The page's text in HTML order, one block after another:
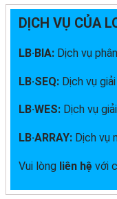
DỊCH VỤ CỦA
LB·BIA: Dịch vụ
LB·SEQ: Dịch vụ
LB·WES: Dịch vụ
LB·ARRAY: Dịch vụ
Vui lòng liên hệ với